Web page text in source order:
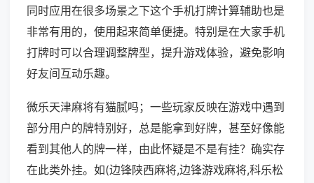
同时应用在很多场景之下这个手机打牌计算辅助也是
非常有用的，使用起来简单便捷。特别是在大家手机
打牌时可以合理调整牌型，提升游戏体验，避免影响
好友间互动乐趣。
微乐天津麻将有猫腻吗；一些玩家反映在游戏中遇到
部分用户的牌特别好，总是能拿到好牌，甚至好像能
看到其他人的牌一样，由此怀疑是不是有挂？确实存
在此类外挂。如(边锋陕西麻将,边锋游戏麻将,科乐松